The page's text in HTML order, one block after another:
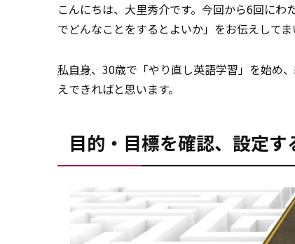
こんにちは、大里秀介です。今回から6回にわ
でどんなことをするとよいか」をお伝えして
私自身、30歳で「やり直し英語学習」を始め
えできればと思います。
目的・目標を確認、設定す